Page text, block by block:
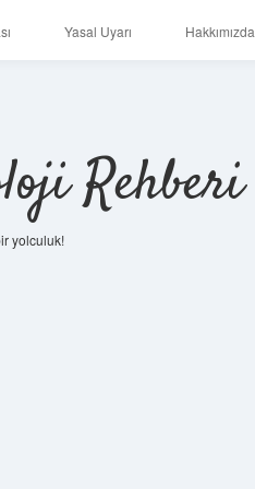
Yasal Uyarı Hakkımızda
Rehberi
yolculuk!